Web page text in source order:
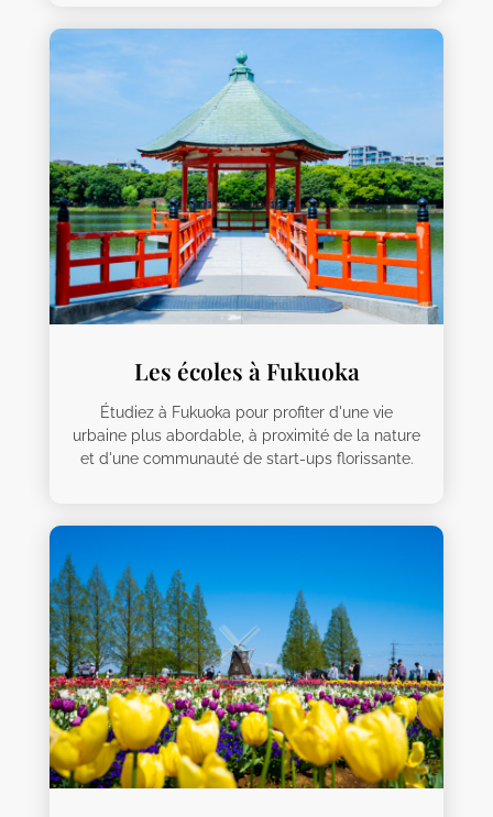
Les écoles à Fukuoka
Étudiez à Fukuoka pour profiter d'une vie
urbaine plus abordable, à proximité de la nature
et d'une communauté de start-ups florissante.